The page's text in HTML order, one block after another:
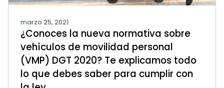
marzo 25, 2021
¿Conoces la nueva normativa sobre
vehículos de movilidad personal
(VMP) DGT 2020? Te explicamos todo
lo que debes saber para cumplir con